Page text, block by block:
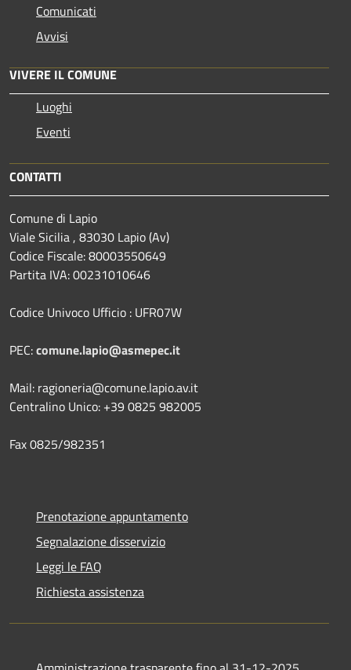
Comunicati
Avvisi
VIVERE IL COMUNE
Luoghi
Eventi
CONTATTI
Comune di Lapio
Viale Sicilia , 83030 Lapio (Av)
Codice Fiscale: 80003550649
Partita IVA: 00231010646
Codice Univoco Ufficio : UFR07W
PEC:comune.lapio@asmepec.it
Mail: ragioneria@comune.lapio.av.it
Centralino Unico: +39 0825 982005
Fax 0825/982351
Prenotazione appuntamento
Segnalazione disservizio
Leggi le FAQ
Richiesta assistenza